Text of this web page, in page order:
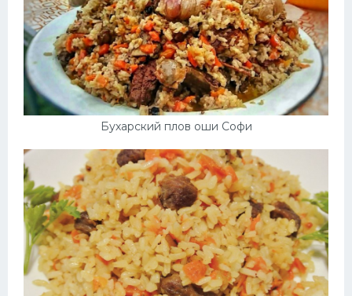
Бухарский плов оши Софи